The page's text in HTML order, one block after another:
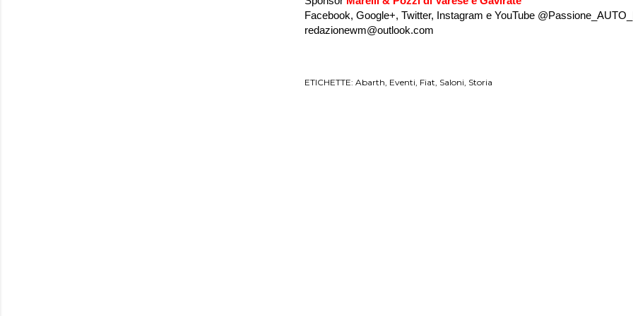
Facebook, Google+, Twitter, Instagram e YouTube
redazionewm@outlook.com
ETICHETTE: Abarth Eventi Fiat Saloni Storia